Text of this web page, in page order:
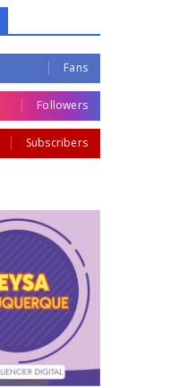
Fans
Followers
Subscribers